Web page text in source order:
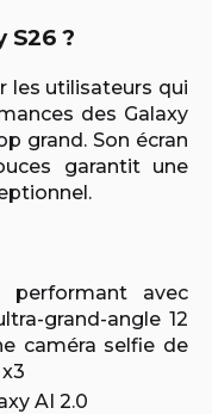
S26 ?
les utilisateurs qui
des Galaxy
grand. Son écran
garantit une
avec
grand-angle 12
caméra selfie de
AI 2.0